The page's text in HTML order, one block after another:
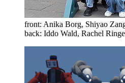
front: Anika Borg, Shiyao
back: Iddo Wald, Rachel